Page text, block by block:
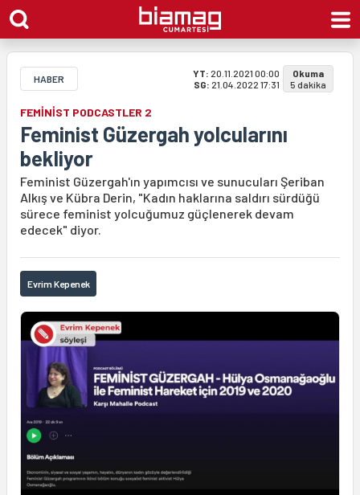
HABER YT: 20.11.2021 00:00
SG: 21.04.2022 17:31
Okuma
5 dakika
FEMİNİST PODCASTLER 2
Feminist Güzergah yolcularını
bekliyor
Feminist Güzergah'ın yapımcısı ve sunucuları Şeriban
Alkış ve Kübra Derin, "Kadın haklarına saldırı sürdüğü
sürece feminist yolcuğumuz güçlenerek devam
edecek" diyor.
Evrim Kepenek